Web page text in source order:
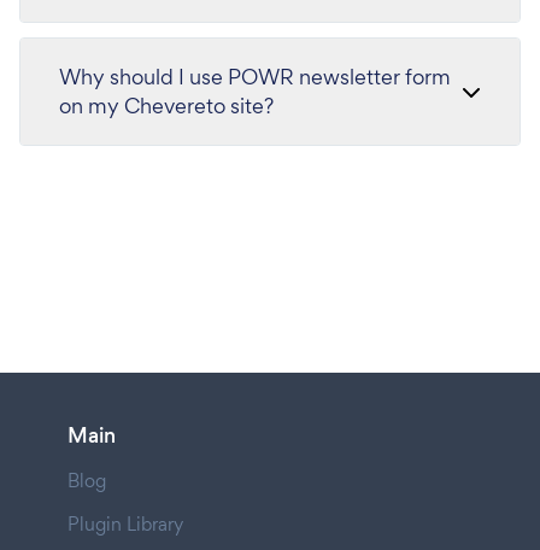
Why should I use POWR newsletter form
on my Chevereto site?
Main
Blog
Plugin Library